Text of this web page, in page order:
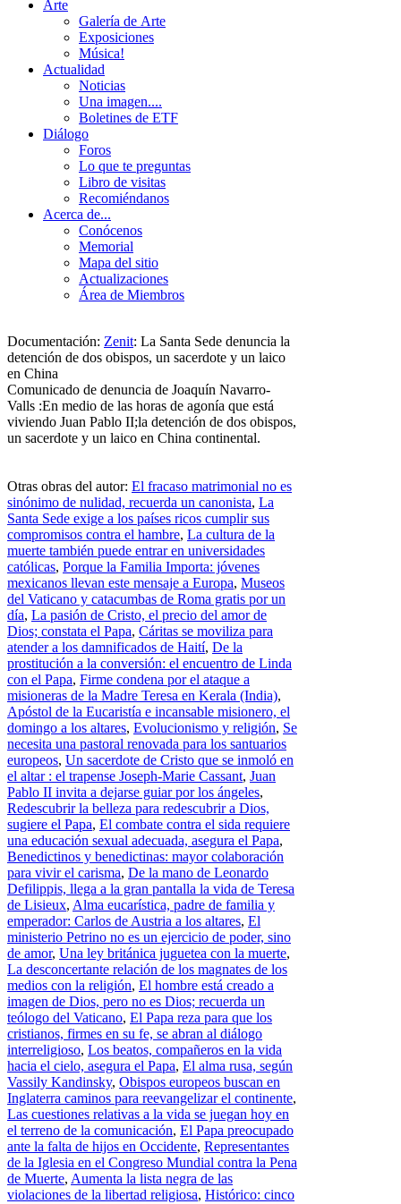
Arte
Galería de Arte
Exposiciones
Música!
Actualidad
Noticias
Una imagen....
Boletines de ETF
Diálogo
Foros
Lo que te preguntas
Libro de visitas
Recomiéndanos
Acerca de...
Conócenos
Memorial
Mapa del sitio
Actualizaciones
Área de Miembros
Documentación: Zenit: La Santa Sede denuncia la
detención de dos obispos, un sacerdote y un laico
en China
Comunicado de denuncia de Joaquín Navarro-
Valls :En medio de las horas de agonía que está
viviendo Juan Pablo II;la detención de dos obispos,
un sacerdote y un laico en China continental.
Otras obras del autor: El fracaso matrimonial no es
sinónimo de nulidad, recuerda un canonista, La
Santa Sede exige a los países ricos cumplir sus
compromisos contra el hambre, La cultura de la
muerte también puede entrar en universidades
católicas, Porque la Familia Importa: jóvenes
mexicanos llevan este mensaje a Europa, Museos
del Vaticano y catacumbas de Roma gratis por un
día, La pasión de Cristo, el precio del amor de
Dios; constata el Papa, Cáritas se moviliza para
atender a los damnificados de Haití, De la
prostitución a la conversión: el encuentro de Linda
con el Papa, Firme condena por el ataque a
misioneras de la Madre Teresa en Kerala (India),
Apóstol de la Eucaristía e incansable misionero, el
domingo a los altares, Evolucionismo y religión, Se
necesita una pastoral renovada para los santuarios
europeos, Un sacerdote de Cristo que se inmoló en
el altar : el trapense Joseph-Marie Cassant, Juan
Pablo II invita a dejarse guiar por los ángeles,
Redescubrir la belleza para redescubrir a Dios,
sugiere el Papa, El combate contra el sida requiere
una educación sexual adecuada, asegura el Papa,
Benedictinos y benedictinas: mayor colaboración
para vivir el carisma, De la mano de Leonardo
Defilippis, llega a la gran pantalla la vida de Teresa
de Lisieux, Alma eucarística, padre de familia y
emperador: Carlos de Austria a los altares, El
ministerio Petrino no es un ejercicio de poder, sino
de amor, Una ley británica juguetea con la muerte,
La desconcertante relación de los magnates de los
medios con la religión, El hombre está creado a
imagen de Dios, pero no es Dios; recuerda un
teólogo del Vaticano, El Papa reza para que los
cristianos, firmes en su fe, se abran al diálogo
interreligioso, Los beatos, compañeros en la vida
hacia el cielo, asegura el Papa, El alma rusa, según
Vassily Kandinsky, Obispos europeos buscan en
Inglaterra caminos para reevangelizar el continente,
Las cuestiones relativas a la vida se juegan hoy en
el terreno de la comunicación, El Papa preocupado
ante la falta de hijos en Occidente, Representantes
de la Iglesia en el Congreso Mundial contra la Pena
de Muerte, Aumenta la lista negra de las
violaciones de la libertad religiosa, Histórico: cinco